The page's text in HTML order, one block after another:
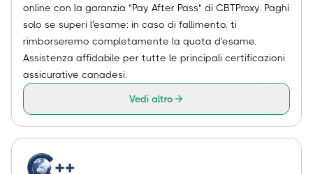
online con la garanzia "Pay After Pass" di CBTProxy. Paghi
solo se superi l'esame: in caso di fallimento, ti
rimborseremo completamente la quota d'esame.
Assistenza affidabile per tutte le principali certificazioni
assicurative canadesi.
Vedi altro